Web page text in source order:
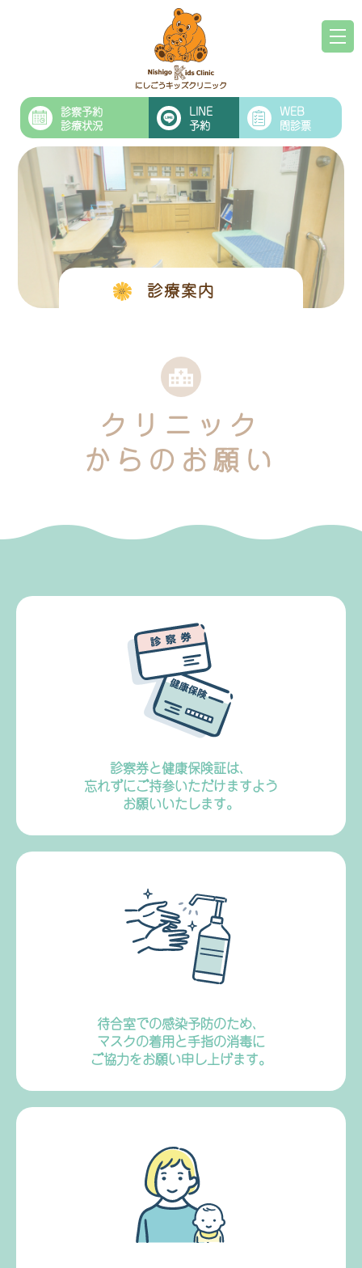
診察予約
診療状況
LINE
予約
WEB
問診票
診療案内
クリニック
からのお願い
診察券と健康保険証は、
忘れずにご持参いただけますよう
お願いいたします。
待合室での感染予防のため、
マスクの着用と手指の消毒に
ご協力をお願い申し上げます。